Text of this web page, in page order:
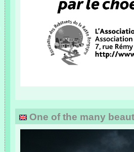
One of the many